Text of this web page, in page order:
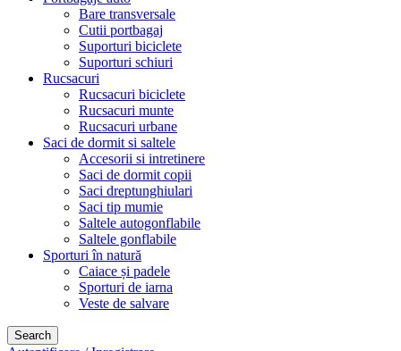
Bare transversale
Cutii portbagaj
Suporturi biciclete
Suporturi schiuri
Rucsacuri
Rucsacuri biciclete
Rucsacuri munte
Rucsacuri urbane
Saci de dormit si saltele
Accesorii si intretinere
Saci de dormit copii
Saci dreptunghiulari
Saci tip mumie
Saltele autogonflabile
Saltele gonflabile
Sporturi în natură
Caiace și padele
Sporturi de iarna
Veste de salvare
Search